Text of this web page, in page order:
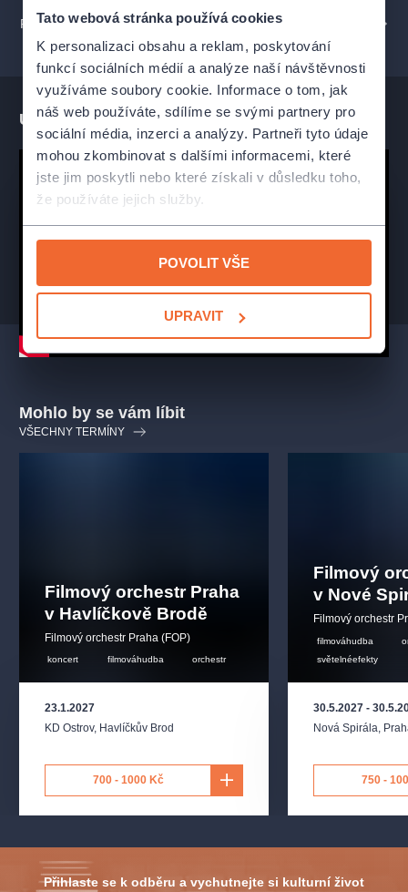
Tato webová stránka používá cookies
K personalizaci obsahu a reklam, poskytování
funkcí sociálních médií a analýze naší návštěvnosti
využíváme soubory cookie. Informace o tom, jak
náš web používáte, sdílíme se svými partnery pro
sociální média, inzerci a analýzy. Partneři tyto údaje
mohou zkombinovat s dalšími informacemi, které
jste jim poskytli nebo které získali v důsledku toho,
že používáte jejich služby.
POVOLIT VŠE
UPRAVIT
Zazní také hudba z filmů a seriálů jako Cirkus Humberto
S tebou mě baví svět ,Petrolejové lampy,Zdivočelá země
Na samotě u lesa
Koncert je jedinečnou oslavou české filmové hudební tvorby.
Aranžmá skladeb:Radim Linhart
PROFIL POŘADATELE FILMOVÝ ORCHESTR PRAHA (FOP)
Ukázka představení
Mohlo by se vám líbit
VŠECHNY TERMÍNY
Filmový orchestr Praha
v Havlíčkově Brodě
Filmový orchestr Praha (FOP)
koncert filmováhudba orchestr
23.1.2027
KD Ostrov, Havlíčkův Brod
700 - 1000 Kč
Filmový
v Nové
Filmový orchestr
filmováhudba
světelnéefekty
30.5.2027 -
Nová Spirála,
750 -
Přihlaste se k odběru a vychutnejte si kulturní život